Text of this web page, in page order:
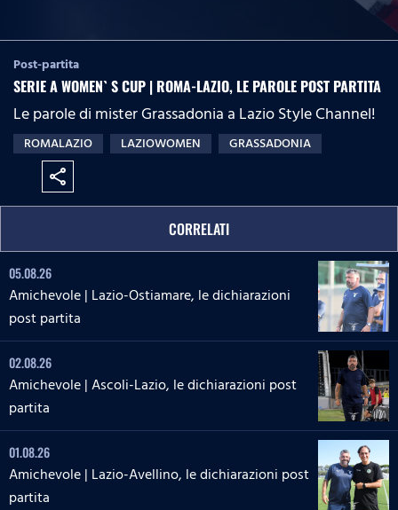
Post-partita
SERIE A WOMEN` S CUP | ROMA-LAZIO, LE PAROLE POST PARTITA
Le parole di mister Grassadonia a Lazio Style Channel!
ROMALAZIO LAZIOWOMEN GRASSADONIA
share
CORRELATI
05.08.26
Amichevole | Lazio-Ostiamare, le dichiarazioni
post partita
02.08.26
Amichevole | Ascoli-Lazio, le dichiarazioni post
partita
01.08.26
Amichevole | Lazio-Avellino, le dichiarazioni post
partita